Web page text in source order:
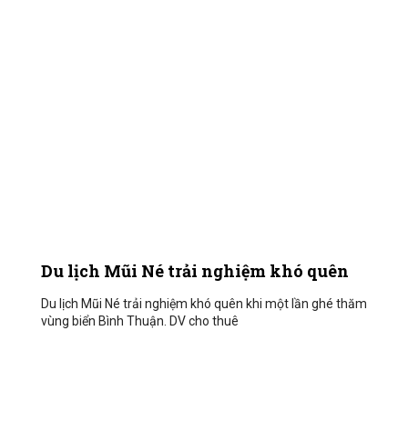
Du lịch Mũi Né trải nghiệm khó quên
Du lịch Mũi Né trải nghiệm khó quên khi một lần ghé thăm
vùng biển Bình Thuận. DV cho thuê